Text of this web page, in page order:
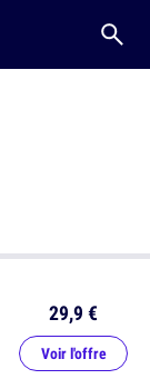
29,9 €
Voir l'offre